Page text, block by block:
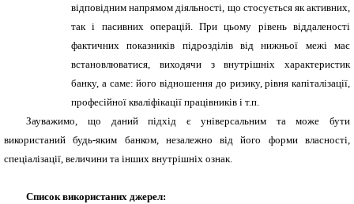
відповідним напрямом діяльності, що стосується як активних,
так і пасивних операцій. При цьому рівень віддаленості
фактичних показників підрозділів від нижньої межі має
встановлюватися, виходячи з внутрішніх характеристик
банку, а саме: його відношення до ризику, рівня капіталізації,
професійної кваліфікації працівників і т.п.
Зауважимо, що даний підхід є універсальним та може бути
використаний будь-яким банком, незалежно від його форми власності,
спеціалізації, величини та інших внутрішніх ознак.
Список використаних джерел: